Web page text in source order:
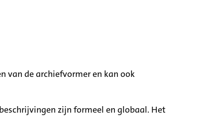
van de archiefvormer en kan ook
zijn formeel en globaal. Het